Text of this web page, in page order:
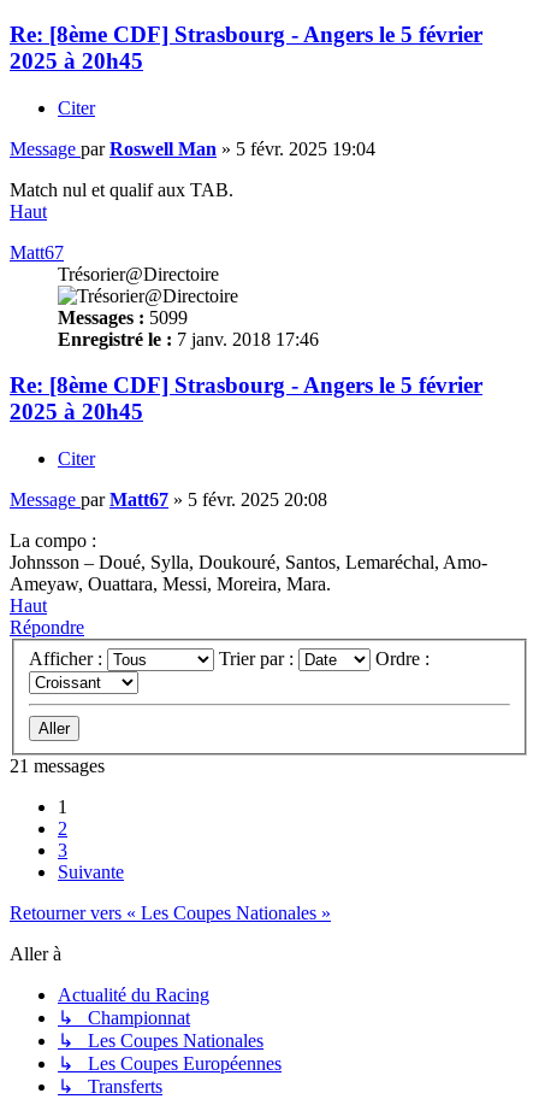
Re: [8ème CDF] Strasbourg - Angers le 5 février
2025 à 20h45
Citer
Message parRoswell Man » 5 févr. 2025 19:04
Match nul et qualif aux TAB.
Haut
Matt67
Trésorier@Directoire
Messages : 5099
Enregistré le : 7 janv. 2018 17:46
Re: [8ème CDF] Strasbourg - Angers le 5 février
2025 à 20h45
Citer
Message parMatt67 » 5 févr. 2025 20:08
La compo :
Johnsson – Doué, Sylla, Doukouré, Santos, Lemaréchal, Amo-
Ameyaw, Ouattara, Messi, Moreira, Mara.
Haut
Répondre
Afficher :
Trier par : Ordre :
21 messages
1
2
3
Suivante
Retourner vers « Les Coupes Nationales »
Aller à
Actualité du Racing
↳ Championnat
↳ Les Coupes Nationales
↳ Les Coupes Européennes
↳ Transferts